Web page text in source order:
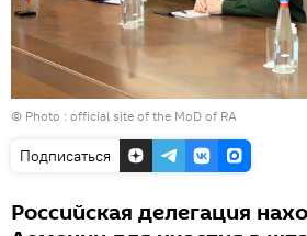
© Photo : official site of the MoD of RA
Подписаться
Российская делегация